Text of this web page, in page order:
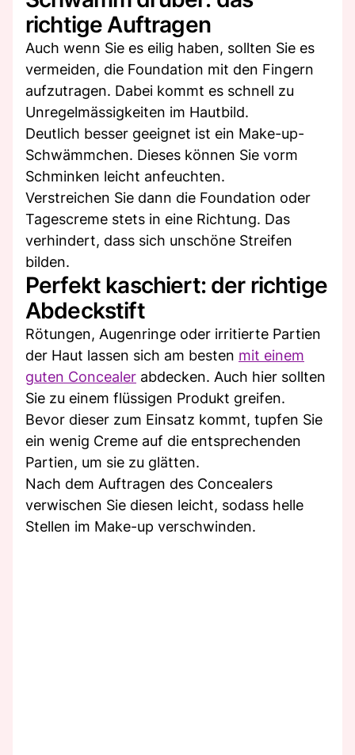
richtige Auftragen
Auch wenn Sie es eilig haben, sollten Sie es
vermeiden, die Foundation mit den Fingern
aufzutragen. Dabei kommt es schnell zu
Unregelmässigkeiten im Hautbild.
Deutlich besser geeignet ist ein Make-up-
Schwämmchen. Dieses können Sie vorm
Schminken leicht anfeuchten.
Verstreichen Sie dann die Foundation oder
Tagescreme stets in eine Richtung. Das
verhindert, dass sich unschöne Streifen
bilden.
Perfekt kaschiert: der richtige
Abdeckstift
Rötungen, Augenringe oder irritierte Partien
der Haut lassen sich am besten mit einem
guten Concealer abdecken. Auch hier sollten
Sie zu einem flüssigen Produkt greifen.
Bevor dieser zum Einsatz kommt, tupfen Sie
ein wenig Creme auf die entsprechenden
Partien, um sie zu glätten.
Nach dem Auftragen des Concealers
verwischen Sie diesen leicht, sodass helle
Stellen im Make-up verschwinden.